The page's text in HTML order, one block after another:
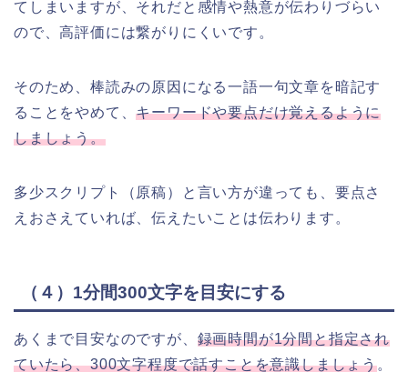
てしまいますが、それだと感情や熱意が伝わりづらい
ので、高評価には繋がりにくいです。
そのため、棒読みの原因になる一語一句文章を暗記す
ることをやめて、キーワードや要点だけ覚えるように
しましょう。
多少スクリプト（原稿）と言い方が違っても、要点さ
えおさえていれば、伝えたいことは伝わります。
（４）1分間300文字を目安にする
あくまで目安なのですが、 録画時間が1分間と指定され
ていたら、300文字程度で話すことを意識しましょう。